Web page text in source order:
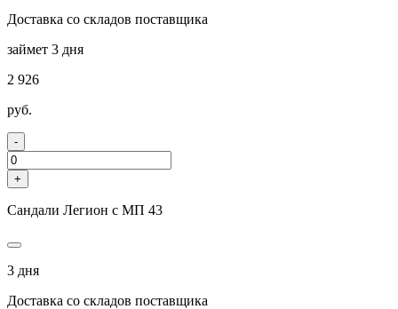
Доставка со складов поставщика
займет 3 дня
2 926
руб.
-
+
Сандали Легион с МП 43
3 дня
Доставка со складов поставщика